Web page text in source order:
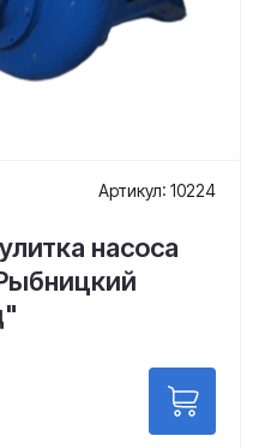
Артикул: 10224
насоса